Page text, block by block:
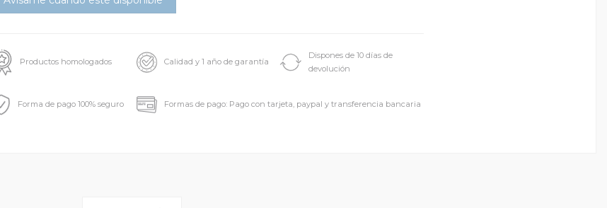
Productos homologados Calidad y 1 año de garantía
Dispones de 10 días de
devolución
Forma de pago 100% seguro Formas de pago: Pago con tarjeta, paypal y transferencia bancaria